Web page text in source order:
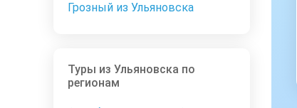
Грозный из Ульяновска
Туры из Ульяновска по
регионам